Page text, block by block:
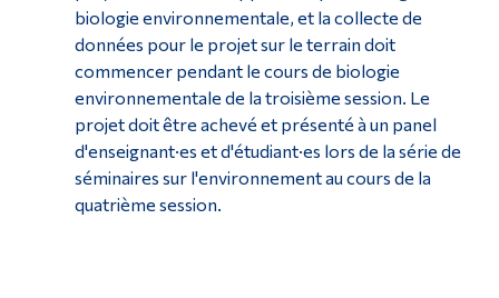
biologie environnementale, et la collecte de
données pour le projet sur le terrain doit
commencer pendant le cours de biologie
environnementale de la troisième session. Le
projet doit être achevé et présenté à un panel
d'enseignant·es et d'étudiant·es lors de la série de
séminaires sur l'environnement au cours de la
quatrième session.